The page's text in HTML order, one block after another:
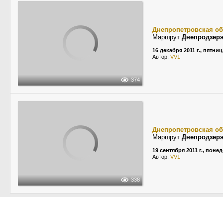
374
Днепропетровская
Маршрут
16 декабря 2011 г.,
Автор: VV1
338
Днепропетровская
Маршрут
19 сентября 2011 г.,
Автор: VV1